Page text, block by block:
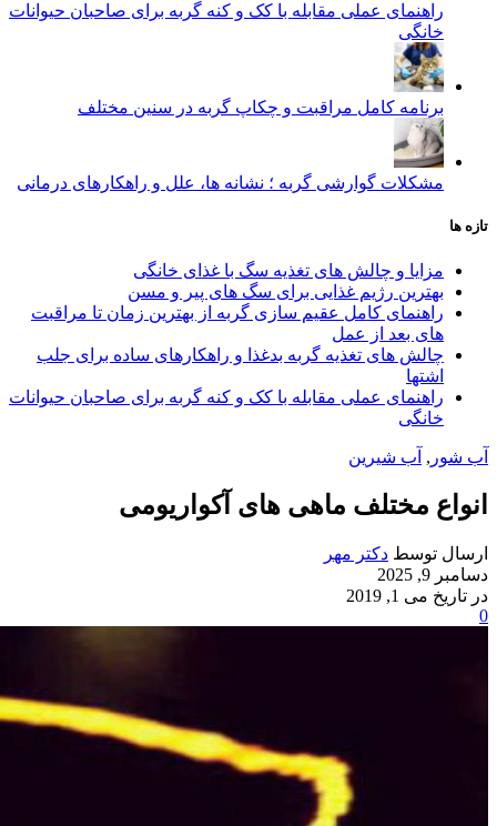
راهنمای عملی مقابله با کک و کنه گربه برای صاحبان حیوانات
خانگی
برنامه کامل مراقبت و چکاپ گربه در سنین مختلف
مشکلات گوارشی گربه ؛ نشانه‌ ها، علل و راهکارهای درمانی
تازه ها
مزایا و چالش‌ های تغذیه سگ با غذای خانگی
بهترین رژیم غذایی برای سگ‌ های پیر و مسن
راهنمای کامل عقیم سازی گربه از بهترین زمان تا مراقبت‌
های بعد از عمل
چالش‌ های تغذیه گربه بدغذا و راهکارهای ساده برای جلب
اشتها
راهنمای عملی مقابله با کک و کنه گربه برای صاحبان حیوانات
خانگی
آب شور , آب شیرین
انواع مختلف ماهی های آکواریومی
ارسال توسط دکتر مهر
دسامبر 9, 2025
در تاریخ می 1, 2019
0